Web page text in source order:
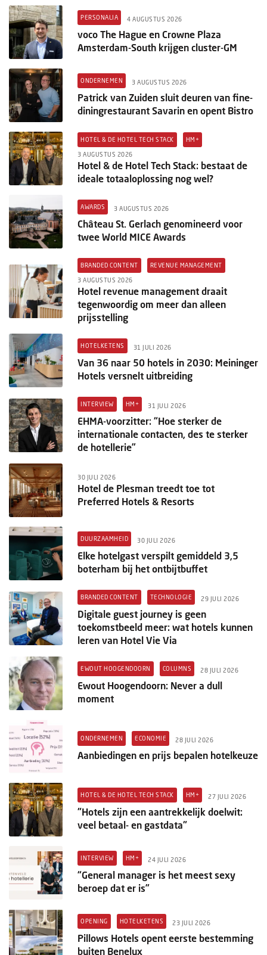
PERSONALIA 4 AUGUSTUS 2026
voco The Hague en Crowne Plaza
Amsterdam-South krijgen cluster-GM
ONDERNEMEN 3 AUGUSTUS 2026
Patrick van Zuiden sluit deuren van fine-
diningrestaurant Savarin en opent Bistro
HOTEL & DE HOTEL TECH STACK HM+
3 AUGUSTUS 2026
Hotel & de Hotel Tech Stack: bestaat de
ideale totaaloplossing nog wel?
AWARDS 3 AUGUSTUS 2026
Château St. Gerlach genomineerd voor
twee World MICE Awards
BRANDED CONTENT REVENUE MANAGEMENT
3 AUGUSTUS 2026
Hotel revenue management draait
tegenwoordig om meer dan alleen
prijsstelling
HOTELKETENS 31 JULI 2026
Van 36 naar 50 hotels in 2030: Meininger
Hotels versnelt uitbreiding
INTERVIEW HM+ 31 JULI 2026
EHMA-voorzitter: “Hoe sterker de
internationale contacten, des te sterker
de hotellerie”
30 JULI 2026
Hotel de Plesman treedt toe tot
Preferred Hotels & Resorts
DUURZAAMHEID 30 JULI 2026
Elke hotelgast verspilt gemiddeld 3,5
boterham bij het ontbijtbuffet
BRANDED CONTENT TECHNOLOGIE 29 JULI 2026
Digitale guest journey is geen
toekomstbeeld meer: wat hotels kunnen
leren van Hotel Vie Via
EWOUT HOOGENDOORN COLUMNS 28 JULI 2026
Ewout Hoogendoorn: Never a dull
moment
ONDERNEMEN ECONOMIE 28 JULI 2026
Aanbiedingen en prijs bepalen hotelkeuze
HOTEL & DE HOTEL TECH STACK HM+ 27 JULI 2026
"Hotels zijn een aantrekkelijk doelwit:
veel betaal- en gastdata"
INTERVIEW HM+ 24 JULI 2026
“General manager is het meest sexy
beroep dat er is”
OPENING HOTELKETENS 23 JULI 2026
Pillows Hotels opent eerste bestemming
buiten Benelux